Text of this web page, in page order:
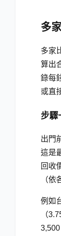
多
多家
算出
錄每
或直
步驟
出門
這是
回收
（依
例如
（